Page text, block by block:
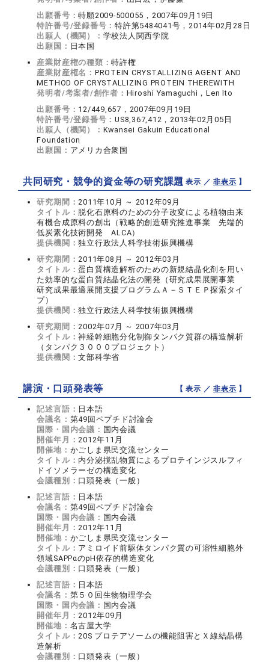
出願番号：特願2009-500055，2007年09月19日
特許番号/登録番号：特許第5484041号，2014年02月28日
出願人（機関）： 学校法人関西学院
出願国： 日本国
産業財産権の種類：特許権
産業財産権名： PROTEIN CRYSTALLIZING AGENT AND
METHOD OF CRYSTALLIZING PROTEIN THEREWITH
発明者/考案者/創作者： Hiroshi Yamaguchi，Len Ito
出願番号： 12/449,657，2007年09月19日
特許番号/登録番号：US8,367,412，2013年02月05日
出願人（機関）： Kwansei Gakuin Educational
Foundation
出願国： アメリカ合衆国
共同研究・競争的資金等の研究課題【 表示 ／非表示 】
研究期間：2011年10月 ～ 2012年09月
タイトル： 脱化石原料のための分子改変による植物由来
有機合成原料の創出（戦略的創造研究推進事業 先端的
低炭素化技術開発 ALCA）
提供機関：独立行政法人科学技術振興機構
研究期間：2011年08月 ～ 2012年03月
タイトル：蛋白質構造解析のための新規結晶化剤を用い
た効率的な蛋白質結晶化法の開発（研究成果展開事業
研究成果最適展開支援プログラムＡ－ＳＴＥＰ探索タイ
プ）
提供機関：独立行政法人科学技術振興機構
研究期間：2002年07月 ～ 2007年03月
タイトル：神経幹細胞分化制御タンパク質群の構造解析
（タンパク３０００プロジェクト）
提供機関：文部科学省
講演・口頭発表等 【 表示 ／非表示 】
記述言語： 日本語
会議名： 第49回ペプチド討論会
国際・国内会議： 国内会議
開催年月：2012年11月
開催地： かごしま県民交流センター
タイトル： 内分泌撹乱物質によるプロテインジスルフィ
ドイソメラーゼの構造変化
会議種別： 口頭発表（一般）
記述言語： 日本語
会議名： 第49回ペプチド討論会
国際・国内会議： 国内会議
開催年月：2012年11月
開催地： かごしま県民交流センター
タイトル： アミロイド前駆体タンパク質の可溶性細胞外
領域SAPPαのpH依存的構造変化
会議種別： 口頭発表（一般）
記述言語： 日本語
会議名： 第５０回生物物理学会
国際・国内会議： 国内会議
開催年月：2012年09月
開催地： 名古屋大学
タイトル：20S プロテアソームの機能阻害とＸ線結晶構
造解析
会議種別： 口頭発表（一般）